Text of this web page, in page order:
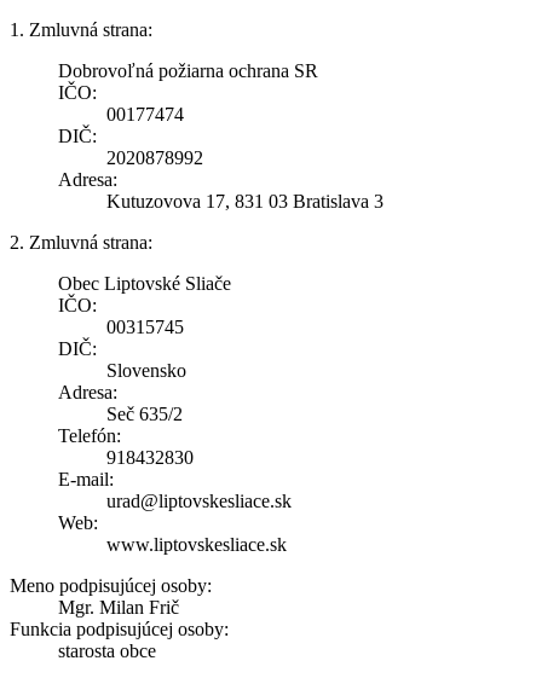
1. Zmluvná strana:
Dobrovoľná požiarna ochrana SR
IČO:
00177474
DIČ:
2020878992
Adresa:
Kutuzovova 17, 831 03 Bratislava 3
2. Zmluvná strana:
Obec Liptovské Sliače
IČO:
00315745
DIČ:
Slovensko
Adresa:
Seč 635/2
Telefón:
918432830
E-mail:
urad@liptovskesliace.sk
Web:
www.liptovskesliace.sk
Meno podpisujúcej osoby:
Mgr. Milan Frič
Funkcia podpisujúcej osoby:
starosta obce